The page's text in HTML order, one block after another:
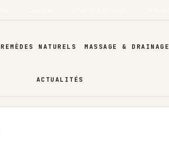
REMÈDES NATURELS MASSAGE & DRAINAGE
ACTUALITÉS